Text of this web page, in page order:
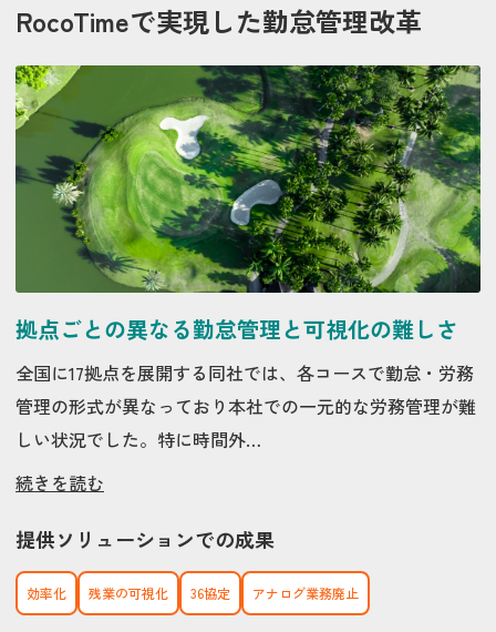
RocoTimeで実現した勤怠管理改革
拠点ごとの異なる勤怠管理と可視化の難しさ
全国に17拠点を展開する同社では、各コースで勤怠・労務
管理の形式が異なっており本社での一元的な労務管理が難
しい状況でした。特に時間外…
続きを読む
提供ソリューションでの成果
効率化 残業の可視化 36協定 アナログ業務廃止